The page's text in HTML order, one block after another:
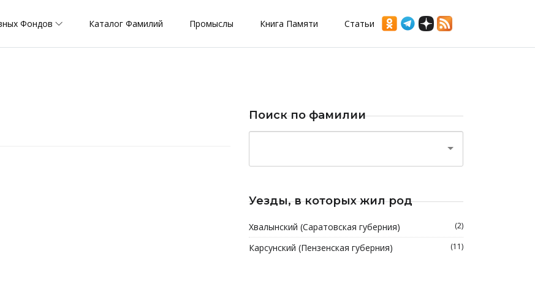
Фондов Каталог Фамилий Промыслы Книга Памяти Статьи
Поиск по фамилии
Уезды, в которых жил род
Хвалынский (Саратовская губерния) (2)
Карсунский (Пензенская губерния) (11)